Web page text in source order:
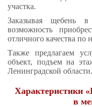
участка.
Заказывая щебень
возможность
отличного качества по
Также предлагаем
объект, подъем на
Ленинградской области.
Характеристики
в